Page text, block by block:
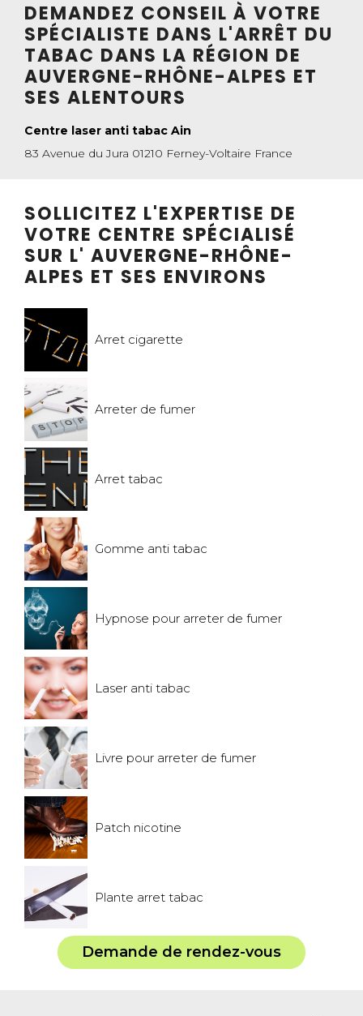
DEMANDEZ CONSEIL À VOTRE
SPÉCIALISTE DANS L'ARRÊT DU
TABAC DANS LA RÉGION DE
AUVERGNE-RHÔNE-ALPES ET
SES ALENTOURS
Centre laser anti tabac Ain
83 Avenue du Jura 01210 Ferney-Voltaire France
SOLLICITEZ L'EXPERTISE DE
VOTRE CENTRE SPÉCIALISÉ
SUR L' AUVERGNE-RHÔNE-
ALPES ET SES ENVIRONS
Arret cigarette
Arreter de fumer
Arret tabac
Gomme anti tabac
Hypnose pour arreter de fumer
Laser anti tabac
Livre pour arreter de fumer
Patch nicotine
Plante arret tabac
Demande de rendez-vous